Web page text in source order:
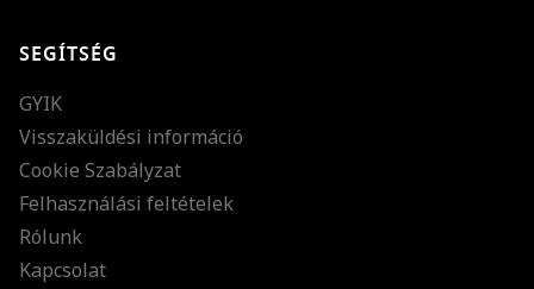
SEGÍTSÉG
GYIK
Visszaküldési információ
Cookie Szabályzat
Felhasználási feltételek
Rólunk
Kapcsolat